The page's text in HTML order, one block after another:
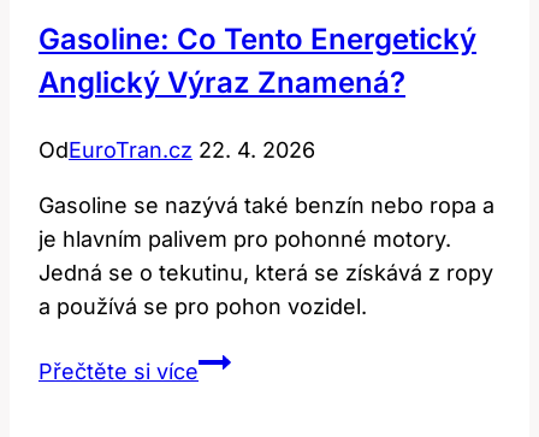
Gasoline: Co Tento Energetický
Anglický Výraz Znamená?
OdEuroTran.cz 22. 4. 2026
Gasoline se nazývá také benzín nebo ropa a
je hlavním palivem pro pohonné motory.
Jedná se o tekutinu, která se získává z ropy
a používá se pro pohon vozidel.
Přečtěte si víceGasoline: